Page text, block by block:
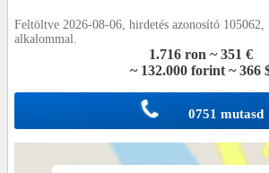
Feltöltve 2026-08-06, hirdetés azonosító 105062,
alkalommal.
1.716 ron ~ 351 €
~ 132.000 forint ~ 366
0751 mutasd